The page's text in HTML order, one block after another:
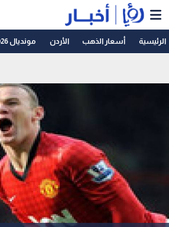
الرئيسية أسعار الذهب الأردن مونديال 2026